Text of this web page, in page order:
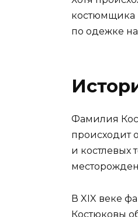
костюмщика
по одежке
Фамилия
происходит
и костлевых
В XIX веке
Костюковы